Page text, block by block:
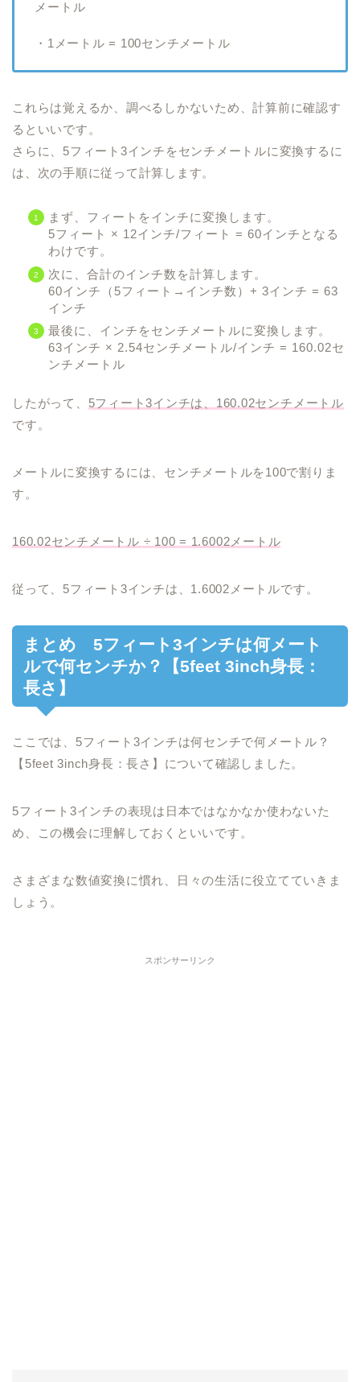
メートル
・1メートル = 100センチメートル
これらは覚えるか、調べるしかないため、計算前に確認す
るといいです。
さらに、5フィート3インチをセンチメートルに変換するに
は、次の手順に従って計算します。
まず、フィートをインチに変換します。
5フィート × 12インチ/フィート = 60インチとなる
わけです。
次に、合計のインチ数を計算します。
60インチ（5フィート→インチ数）+ 3インチ = 63
インチ
最後に、インチをセンチメートルに変換します。
63インチ × 2.54センチメートル/インチ = 160.02セ
ンチメートル
したがって、 5フィート3インチは、160.02センチメートル
です。
メートルに変換するには、センチメートルを100で割りま
す。
160.02センチメートル ÷ 100 = 1.6002メートル
従って、5フィート3インチは、1.6002メートルです。
まとめ 5フィート3インチは何メート
ルで何センチか？【5feet 3inch身長：
長さ】
ここでは、5フィート3インチは何センチで何メートル？
【5feet 3inch身長：長さ】について確認しました。
5フィート3インチの表現は日本ではなかなか使わないた
め、この機会に理解しておくといいです。
さまざまな数値変換に慣れ、日々の生活に役立てていきま
しょう。
スポンサーリンク